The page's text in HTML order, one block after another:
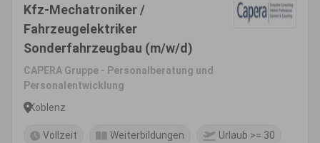
Kfz-Mechatroniker /
Fahrzeugelektriker
Sonderfahrzeugbau (m/w/d)
CAPERA Gruppe - Personalberatung und
Personalentwicklung
Koblenz
Vollzeit Weiterbildungen Urlaub >= 30